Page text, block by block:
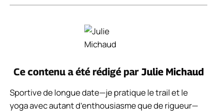
Ce contenu a été rédigé par Julie Michaud
Sportive de longue date—je pratique le trail et le
yoga avec autant d’enthousiasme que de rigueur—